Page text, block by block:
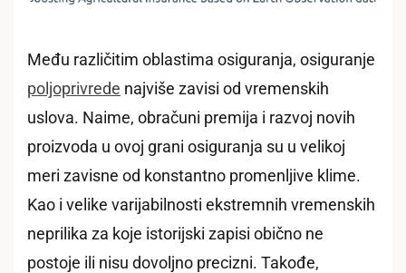
Među različitim oblastima osiguranja, osiguranje
poljoprivrede najviše zavisi od vremenskih
uslova. Naime, obračuni premija i razvoj novih
proizvoda u ovoj grani osiguranja su u velikoj
meri zavisne od konstantno promenljive klime.
Kao i velike varijabilnosti ekstremnih vremenskih
neprilika za koje istorijski zapisi obično ne
postoje ili nisu dovoljno precizni. Takođe,